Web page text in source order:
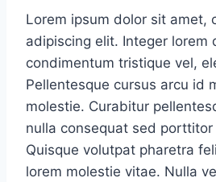
Lorem ipsum dolor sit amet,
adipiscing elit. Integer lorem
condimentum tristique vel,
Pellentesque cursus arcu id
molestie. Curabitur
nulla consequat sed
Quisque volutpat pharetra
lorem molestie vitae. Nulla